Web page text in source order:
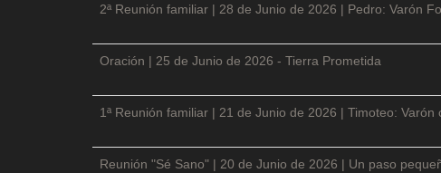
2ª Reunión familiar | 28 de Junio de 2026 | Pedro: Varón
Oración | 25 de Junio de 2026 - Tierra Prometida
1ª Reunión familiar | 21 de Junio de 2026 | Timoteo:
Reunión "Sé Sano" | 20 de Junio de 2026 | Un paso